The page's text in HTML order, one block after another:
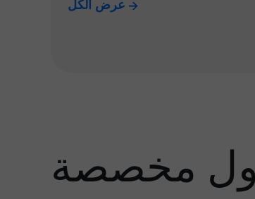
عرض الكل
مخصصة